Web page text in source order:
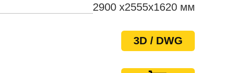
2900 x2555х1620 мм
3D / DWG